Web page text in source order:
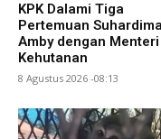
KPK Dalami Tiga
Pertemuan
Amby dengan Menteri
Kehutanan
8 Agustus 2026 -08:13